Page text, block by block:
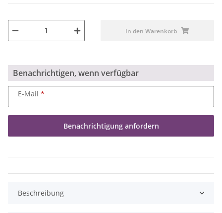
In den Warenkorb
Benachrichtigen, wenn verfügbar
E-Mail
Benachrichtigung anfordern
Beschreibung